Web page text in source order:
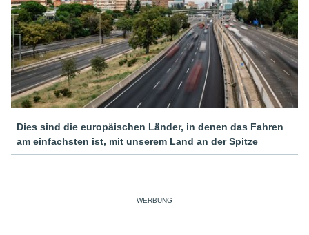
Dies sind die europäischen Länder, in denen das Fahren
am einfachsten ist, mit unserem Land an der Spitze